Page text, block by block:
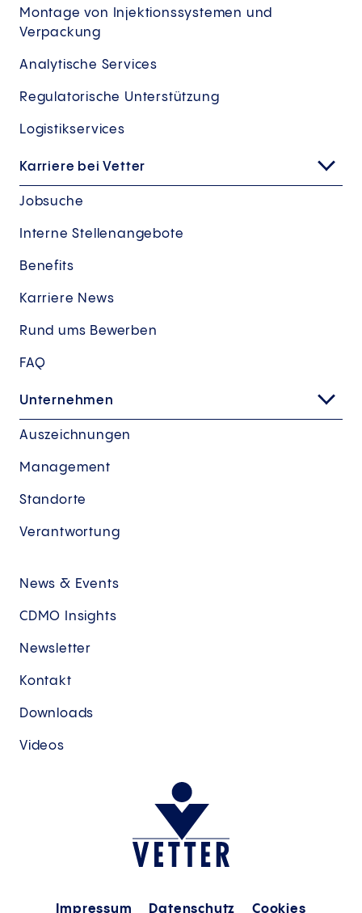
Montage von Injektionssystemen und
Verpackung
Analytische Services
Regulatorische Unterstützung
Logistikservices
Karriere bei Vetter
Jobsuche
Interne Stellenangebote
Benefits
Karriere News
Rund ums Bewerben
FAQ
Unternehmen
Auszeichnungen
Management
Standorte
Verantwortung
News & Events
CDMO Insights
Newsletter
Kontakt
Downloads
Videos
Impressum Datenschutz Cookies